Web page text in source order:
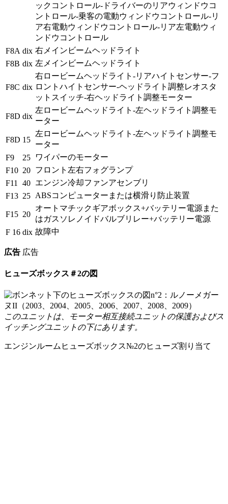
ックコントロール-ドライバーのリアウィンドウコ
ントロール-乗客の電動ウィンドウコントロール-リ
ア右電動ウィンドウコントロール-リア左電動ウィ
ンドウコントロール
F8A dix 右メインビームヘッドライト
F8B dix 左メインビームヘッドライト
F8C dix
右ロービームヘッドライト-リアハイトセンサー-フ
ロントハイトセンサー-ヘッドライト調整レオスタ
ットスイッチ-右ヘッドライト調整モーター
F8D dix
左ロービームヘッドライト-左ヘッドライト調整モ
ーター
F8D 15
左ロービームヘッドライト-左ヘッドライト調整モ
ーター
F9
25
ワイパーのモーター
F10 20 フロント左右フォグランプ
F11
40 エンジン冷却ファンアセンブリ
F13 25 ABSコンピューターまたは横滑り防止装置
F15 20
オートマチックギアボックス+バッテリー電源また
はガスソレノ​​イドバルブリレー+バッテリー電源
F 16 dix 故障中
広告 広告
ヒューズボックス＃2の図
このユニットは、モーター相互接続ユニットの保護およびス
イッチングユニットの下にあります。
エンジンルームヒューズボックス№2のヒューズ割り当て